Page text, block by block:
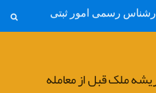
رسمی امور ثبتی
ملک قبل از معامله